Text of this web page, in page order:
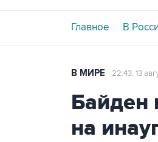
Главное В
В МИРЕ 22:43, 13
Байден
на